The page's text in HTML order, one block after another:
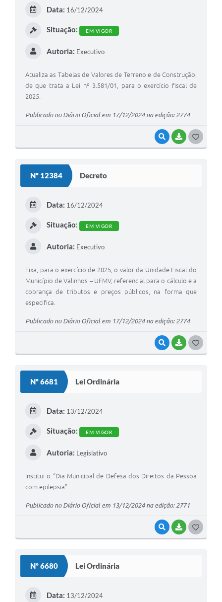
VISUALIZAR
BAIXAR
Data: 16/12/2024
Situação: EM VIGOR
Autoria: Executivo
Atualiza as Tabelas de Valores de Terreno e de Construção,
de que trata a Lei nº 3.581/01, para o exercício fiscal de
2025.
Publicado no Diário Oficial em 17/12/2024 na edição: 2774
Nº 12384 Decreto
VISUALIZAR
BAIXAR
Data: 16/12/2024
Situação: EM VIGOR
Autoria: Executivo
Fixa, para o exercício de 2025, o valor da Unidade Fiscal do
Município de Valinhos – UFMV, referencial para o cálculo e a
cobrança de tributos e preços públicos, na forma que
especifica.
Publicado no Diário Oficial em 17/12/2024 na edição: 2774
Nº 6681 Lei Ordinária
VISUALIZAR
BAIXAR
Data: 13/12/2024
Situação: EM VIGOR
Autoria: Legislativo
Institui o “Dia Municipal de Defesa dos Direitos da Pessoa
com epilepsia”.
Publicado no Diário Oficial em 13/12/2024 na edição: 2771
Nº 6680 Lei Ordinária
Data: 13/12/2024